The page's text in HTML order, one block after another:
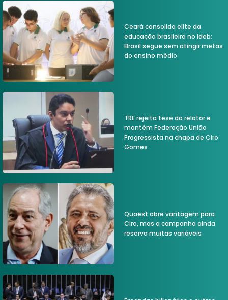
Ceará consolida elite da
educação brasileira no Ideb;
Brasil segue sem atingir metas
do ensino médio
TRE rejeita tese do relator e
mantém Federação União
Progressista na chapa de Ciro
Gomes
Quaest abre vantagem para
Ciro, mas a campanha ainda
reserva muitas variáveis